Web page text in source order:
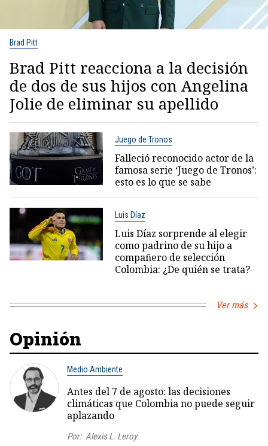
Brad Pitt
Brad Pitt reacciona a la decisión
de dos de sus hijos con Angelina
Jolie de eliminar su apellido
Juego de Tronos
Falleció reconocido actor de la
famosa serie ‘Juego de Tronos’:
esto es lo que se sabe
Luis Díaz
Luis Díaz sorprende al elegir
como padrino de su hijo a
compañero de selección
Colombia: ¿De quién se trata?
Ver más
Opinión
Medio Ambiente
Antes del 7 de agosto: las decisiones
climáticas que Colombia no puede seguir
aplazando
Por: Alexis L. Leroy